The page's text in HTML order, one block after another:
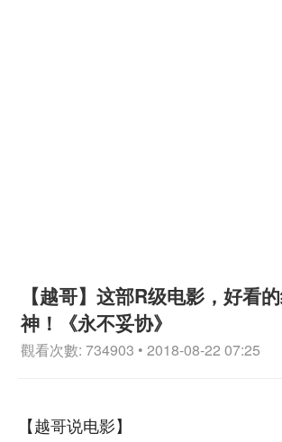
【越哥】这部R级电影，好看
神！《永不妥协》
觀看次數: 734903 • 2018-08-22 07:25
【越哥说电影】